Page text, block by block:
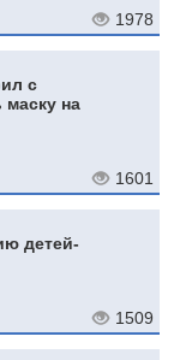
1978
с
маску на
1601
детей-
1509